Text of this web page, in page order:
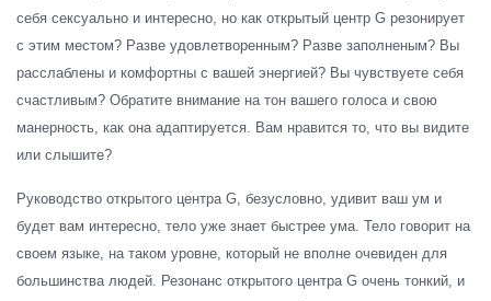
себя сексуально и интересно, но как открытый центр G резонирует
с этим местом? Разве удовлетворенным? Разве заполненым? Вы
расслаблены и комфортны с вашей энергией? Вы чувствуете себя
счастливым? Обратите внимание на тон вашего голоса и свою
манерность, как она адаптируется. Вам нравится то, что вы видите
или слышите?
Руководство открытого центра G, безусловно, удивит ваш ум и
будет вам интересно, тело уже знает быстрее ума. Тело говорит на
своем языке, на таком уровне, который не вполне очевиден для
большинства людей. Резонанс открытого центра G очень тонкий, и